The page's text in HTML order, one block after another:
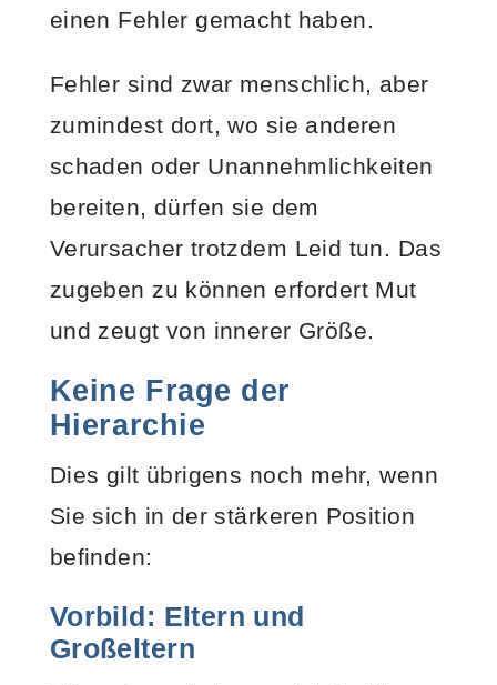
einen Fehler gemacht haben.
Fehler sind zwar menschlich, aber
zumindest dort, wo sie anderen
schaden oder Unannehmlichkeiten
bereiten, dürfen sie dem
Verursacher trotzdem Leid tun. Das
zugeben zu können erfordert Mut
und zeugt von innerer Größe.
Keine Frage der
Hierarchie
Dies gilt übrigens noch mehr, wenn
Sie sich in der stärkeren Position
befinden:
Vorbild: Eltern und
Großeltern